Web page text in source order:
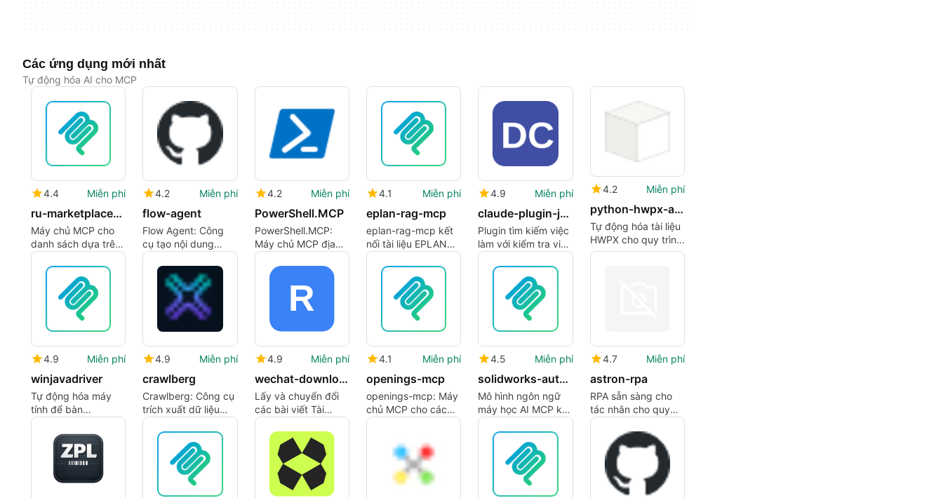
Các ứng dụng mới nhất
Tự động hóa AI cho MCP
4.4 Miễn phí
ru-marketplace-mcp
Máy chủ MCP cho
danh sách dựa trên
AI trên Wildberries
và Ozon
4.2 Miễn phí
flow-agent
Flow Agent: Công
cụ tạo nội dung
truyền thông sử
dụng AI
4.2 Miễn phí
PowerShell.MCP
PowerShell.MCP:
Máy chủ MCP địa
phương cho tự động
hóa và điều khiển
4.1 Miễn phí
eplan-rag-mcp
eplan-rag-mcp kết
nối tài liệu EPLAN
với trợ lý AI qua
MCP
4.9 Miễn phí
claude-plugin-jobhunter
Plugin tìm kiếm việc
làm với kiểm tra visa
và xuất khẩu việc
làm xếp hạng
4.2 Miễn phí
python-hwpx-automation
Tự động hóa tài liệu
HWPX cho quy trình
làm việc AI thông
4.9 Miễn phí
winjavadriver
Tự động hóa máy
tính để bàn
Windows liên kết
các API Selenium
với các tác nhân AI
4.9 Miễn phí
crawlberg
Crawlberg: Công cụ
trích xuất dữ liệu
web hiệu quả
4.9 Miễn phí
wechat-download-api
Lấy và chuyển đổi
các bài viết Tài
khoản Chính thức
WeChat cho quy
trình làm việc AI
4.1 Miễn phí
openings-mcp
openings-mcp: Máy
chủ MCP cho các
tìm kiếm việc làm
quy mô lớn
4.5 Miễn phí
solidworks-automation-skill
Mô hình ngôn ngữ
máy học AI MCP kết
nối với quy trình làm
việc SolidWorks
4.7 Miễn phí
astron-rpa
RPA sẵn sàng cho
tác nhân cho quy
trình làm việc doanh
nghiệp dựa trên AI